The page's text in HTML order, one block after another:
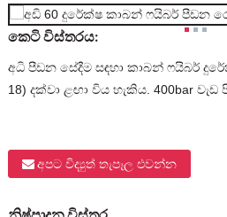
කෙටි විස්තරය:
අධි පීඩන සේදීම සඳහා කාබන් ෆයිබර්
18) දක්වා ළඟා විය හැකිය. 400bar
අපට විද්‍යුත් තැපෑල එවන්න